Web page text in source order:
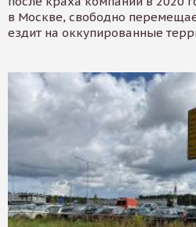
в Москве, свободно
ездит на оккупированные